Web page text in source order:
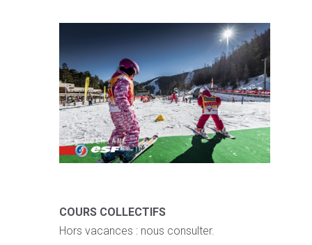
COURS COLLECTIFS
Hors vacances : nous consulter.